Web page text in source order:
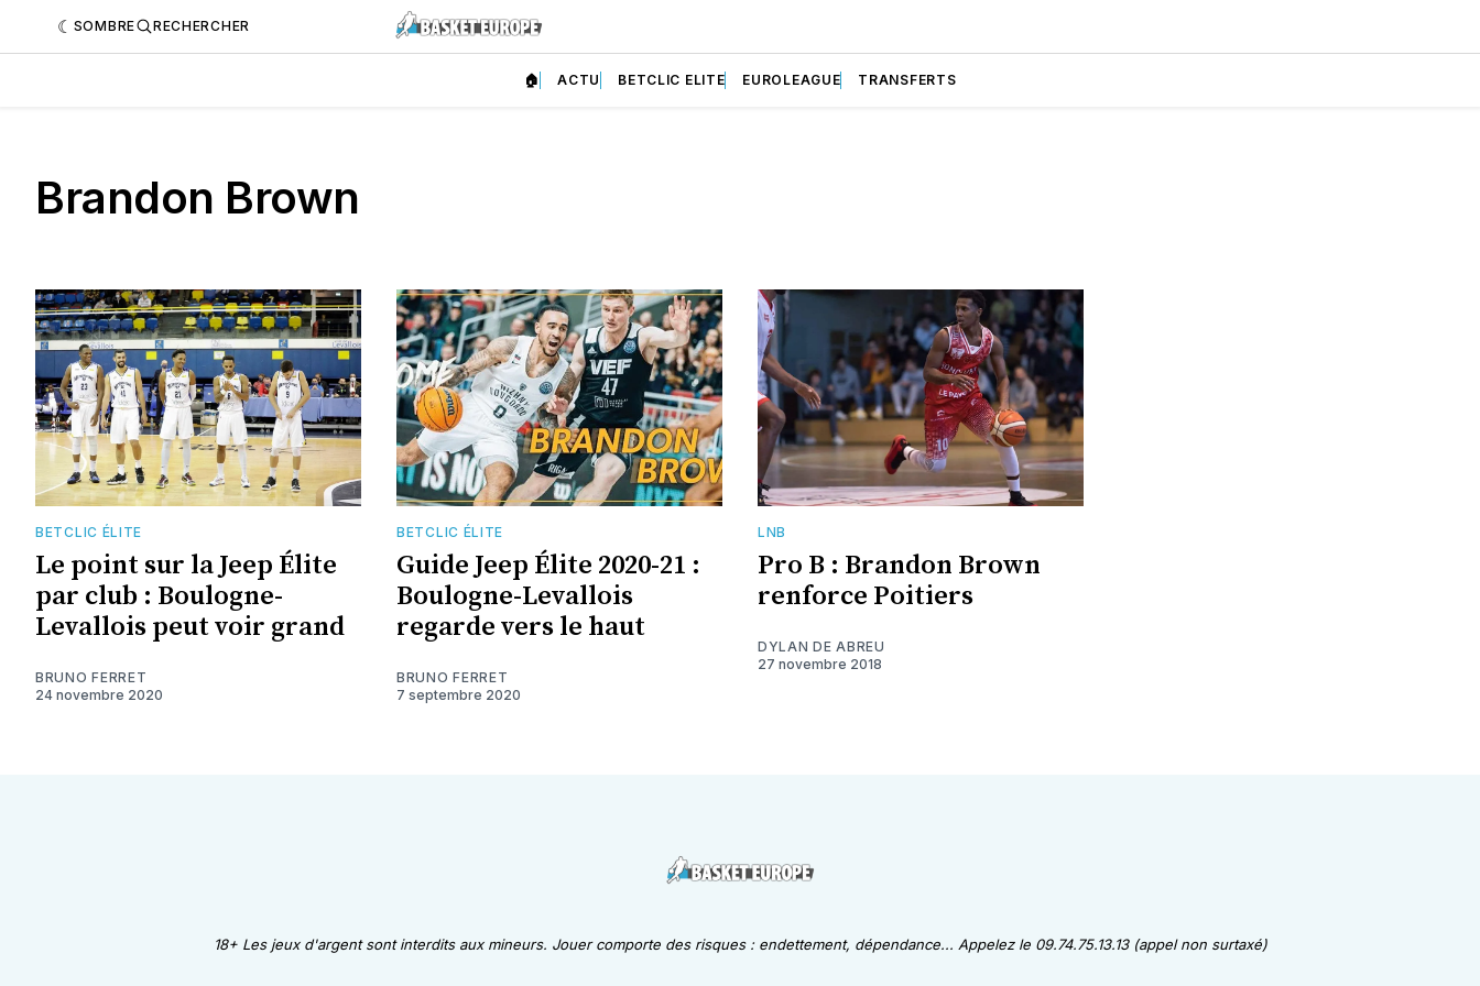
SOMBRE RECHERCHER
🏠 ACTU BETCLIC ELITE EUROLEAGUE TRANSFERTS
Brandon Brown
BETCLIC ÉLITE
Le point sur la Jeep Élite
par club : Boulogne-
Levallois peut voir grand
BRUNO FERRET
24 novembre 2020
BETCLIC ÉLITE
Guide Jeep Élite 2020-21 :
Boulogne-Levallois
regarde vers le haut
BRUNO FERRET
7 septembre 2020
LNB
Pro B : Brandon Brown
renforce Poitiers
DYLAN DE ABREU
27 novembre 2018
18+ Les jeux d'argent sont interdits aux mineurs. Jouer comporte des risques : endettement, dépendance... Appelez le 09.74.75.13.13 (appel non surtaxé)